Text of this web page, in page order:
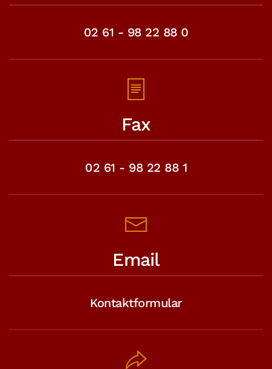
02 61 - 98 22 88 0
Fax
02 61 - 98 22 88 1
Email
Kontaktformular